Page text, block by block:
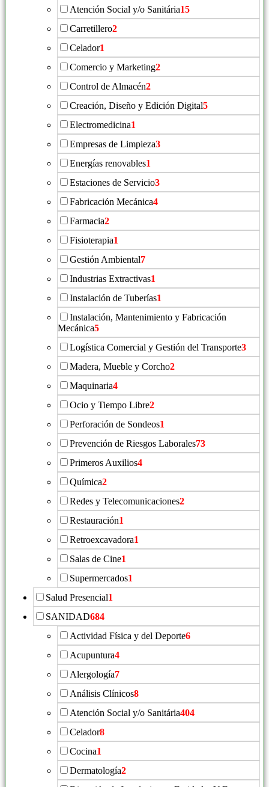
Atención Social y/o Sanitária15
Carretillero2
Celador1
Comercio y Marketing2
Control de Almacén2
Creación, Diseño y Edición Digital5
Electromedicina1
Empresas de Limpieza3
Energías renovables1
Estaciones de Servicio3
Fabricación Mecánica4
Farmacia2
Fisioterapia1
Gestión Ambiental7
Industrias Extractivas1
Instalación de Tuberías1
Instalación, Mantenimiento y Fabricación
Mecánica5
Logística Comercial y Gestión del Transporte3
Madera, Mueble y Corcho2
Maquinaria4
Ocio y Tiempo Libre2
Perforación de Sondeos1
Prevención de Riesgos Laborales73
Primeros Auxilios4
Química2
Redes y Telecomunicaciones2
Restauración1
Retroexcavadora1
Salas de Cine1
Supermercados1
Salud Presencial1
SANIDAD684
Actividad Física y del Deporte6
Acupuntura4
Alergología7
Análisis Clínicos8
Atención Social y/o Sanitária404
Celador8
Cocina1
Dermatología2